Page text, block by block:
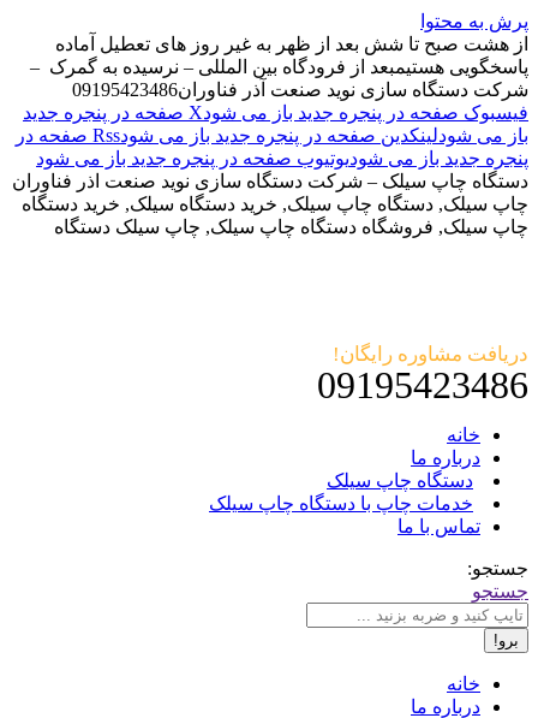
پرش به محتوا
از هشت صبح تا شش بعد از ظهر به غیر روز های تعطیل آماده
پاسخگویی هستیمبعد از فرودگاه بین المللی – نرسیده به گمرک –
شرکت دستگاه سازی نوید صنعت آذر فناوران09195423486
فیسبوک صفحه در پنجره جدید باز می شود
X صفحه در پنجره جدید
باز می شودلینکدین صفحه در پنجره جدید باز می شود
Rss صفحه در
پنجره جدید باز می شودیوتیوب صفحه در پنجره جدید باز می شود
دستگاه چاپ سیلک – شرکت دستگاه سازی نوید صنعت اذر فناوران
چاپ سیلک, دستگاه چاپ سیلک, خرید دستگاه سیلک, خرید دستگاه
چاپ سیلک, فروشگاه دستگاه چاپ سیلک, چاپ سیلک دستگاه
دریافت مشاوره رایگان!
09195423486
خانه
درباره ما
دستگاه چاپ سیلک
خدمات چاپ با دستگاه چاپ سیلک
تماس با ما
جستجو:
جستجو
خانه
درباره ما